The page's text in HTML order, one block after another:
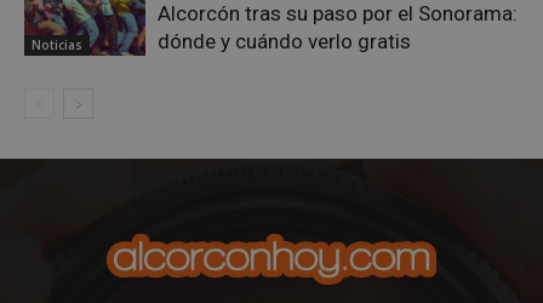
Noticias
Alcorcón tras su paso por el Sonorama:
dónde y cuándo verlo gratis